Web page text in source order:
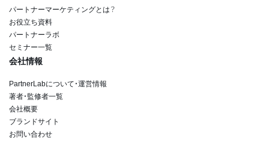
パートナーマーケティングとは？
お役立ち資料
パートナーラボ
セミナー一覧
会社情報
PartnerLabについて・運営情報
著者・監修者一覧
会社概要
ブランドサイト
お問い合わせ